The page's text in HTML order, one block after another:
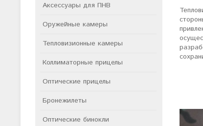
Аксессуары для ПНВ
Оружейные камеры
Тепловизионные камеры
Коллиматорные прицелы
Оптические прицелы
Бронежилеты
Оптические бинокли